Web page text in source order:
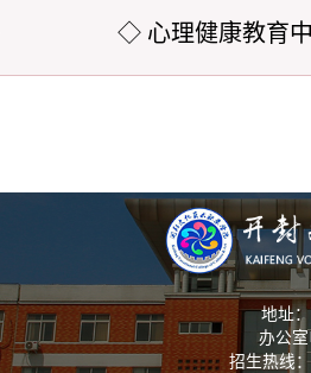
◇ 心理健康教育
地址
办公室
招生热线